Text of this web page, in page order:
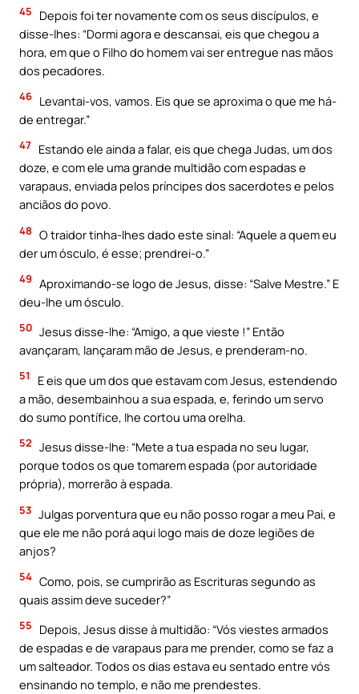
45
Depois foi ter novamente com os seus discípulos, e
disse-lhes: “Dormi agora e descansai, eis que chegou a
hora, em que o Filho do homem vai ser entregue nas mãos
dos pecadores.
46 Levantai-vos, vamos. Eis que se aproxima o que me há-
de entregar.”
47 Estando ele ainda a falar, eis que chega Judas, um dos
doze, e com ele uma grande multidão com espadas e
varapaus, enviada pelos príncipes dos sacerdotes e pelos
anciãos do povo.
48 O traidor tinha-lhes dado este sinal: “Aquele a quem eu
der um ósculo, é esse; prendrei-o.”
49 Aproximando-se logo de Jesus, disse: “Salve Mestre.” E
deu-lhe um ósculo.
50 Jesus disse-lhe: “Amigo, a que vieste !” Então
avançaram, lançaram mão de Jesus, e prenderam-no.
51
E eis que um dos que estavam com Jesus, estendendo
a mão, desembainhou a sua espada, e, ferindo um servo
do sumo pontífice, lhe cortou uma orelha.
52 Jesus disse-Ihe: “Mete a tua espada no seu lugar,
porque todos os que tomarem espada (por autoridade
própria), morrerão à espada.
53 Julgas porventura que eu não posso rogar a meu Pai, e
que ele me não porá aqui logo mais de doze legiões de
anjos?
54 Como, pois, se cumprirão as Escrituras segundo as
quais assim deve suceder?”
55
Depois, Jesus disse à multidão: “Vós viestes armados
de espadas e de varapaus para me prender, como se faz a
um salteador. Todos os dias estava eu sentado entre vós
ensinando no templo, e não me prendestes.